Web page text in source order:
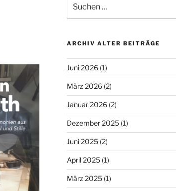
nach:
ARCHIV ALTER BEITRÄGE
Juni 2026(1)
März 2026(2)
Januar 2026(2)
Dezember 2025(1)
Juni 2025(2)
April 2025(1)
März 2025(1)